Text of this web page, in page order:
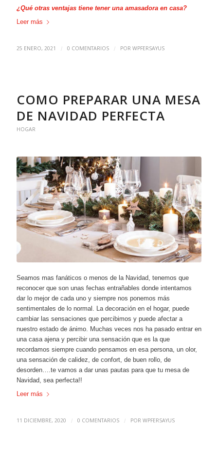
¿Qué otras ventajas tiene tener una amasadora en casa?
Leer más
25 ENERO, 2021 / 0 COMENTARIOS / POR WPFERSAYUS
COMO PREPARAR UNA MESA
DE NAVIDAD PERFECTA
HOGAR
Seamos mas fanáticos o menos de la Navidad, tenemos que
reconocer que son unas fechas entrañables donde intentamos
dar lo mejor de cada uno y siempre nos ponemos más
sentimentales de lo normal. La decoración en el hogar, puede
cambiar las sensaciones que percibimos y puede afectar a
nuestro estado de ánimo. Muchas veces nos ha pasado entrar en
una casa ajena y percibir una sensación que es la que
recordamos siempre cuando pensamos en esa persona, un olor,
una sensación de calidez, de confort, de buen rollo, de
desorden….te vamos a dar unas pautas para que tu mesa de
Navidad, sea perfecta!!
Leer más
11 DICIEMBRE, 2020 / 0 COMENTARIOS / POR WPFERSAYUS